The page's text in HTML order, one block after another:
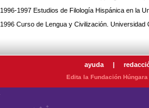
1996-1997 Estudios de Filología Hispánica en la
1996 Curso de Lengua y Civilización. Universidad
ayuda |
Edita la Fundación